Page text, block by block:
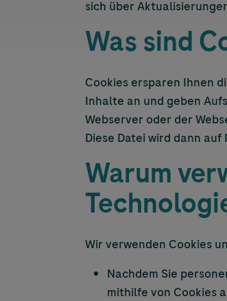
sich über
Was sind
Cookies ersparen Ihnen
Inhalte an und geben
Webserver oder der
Diese Datei wird dann
Warum
Wir verwenden Cookies
Nachdem Sie
mithilfe von Cookies